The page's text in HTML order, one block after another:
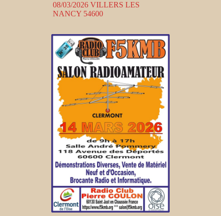
08/03/2026 VILLERS LES
NANCY 54600